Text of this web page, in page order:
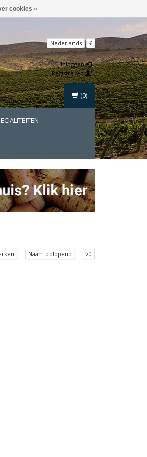
Nederlands €
Inloggen
Registreren
(0)
Naam oplopend 20
cookies »